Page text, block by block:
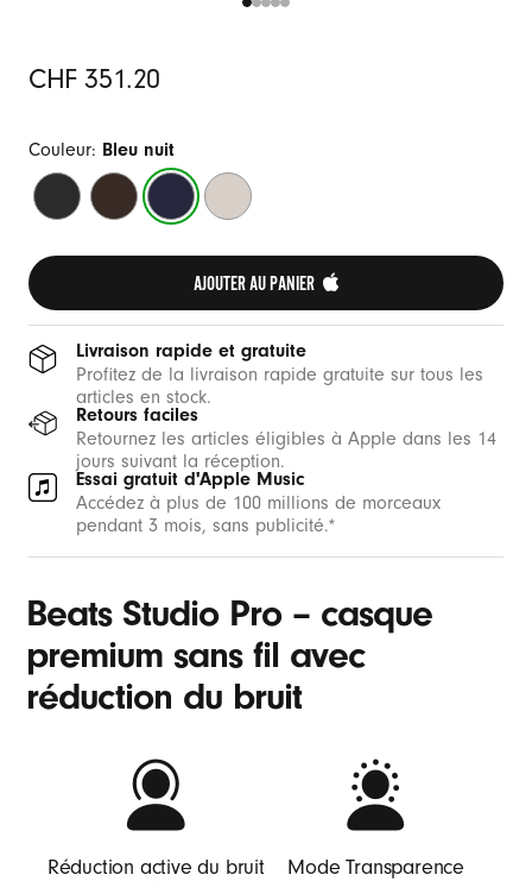
Prix
CHF 351.20
Couleur: Bleu nuit
Noir
Moka Bleu
nuit
Sable
AJOUTER AU PANIER
Livraison rapide et gratuite
Profitez de la livraison rapide gratuite sur tous les
articles en stock.
Retours faciles
Retournez les articles éligibles à Apple dans les 14
jours suivant la réception.
Essai gratuit d'Apple Music
Accédez à plus de 100 millions de morceaux
pendant 3 mois, sans publicité.*
Beats Studio Pro – casque
premium sans fil avec
réduction du bruit
Réduction active du bruit Mode Transparence